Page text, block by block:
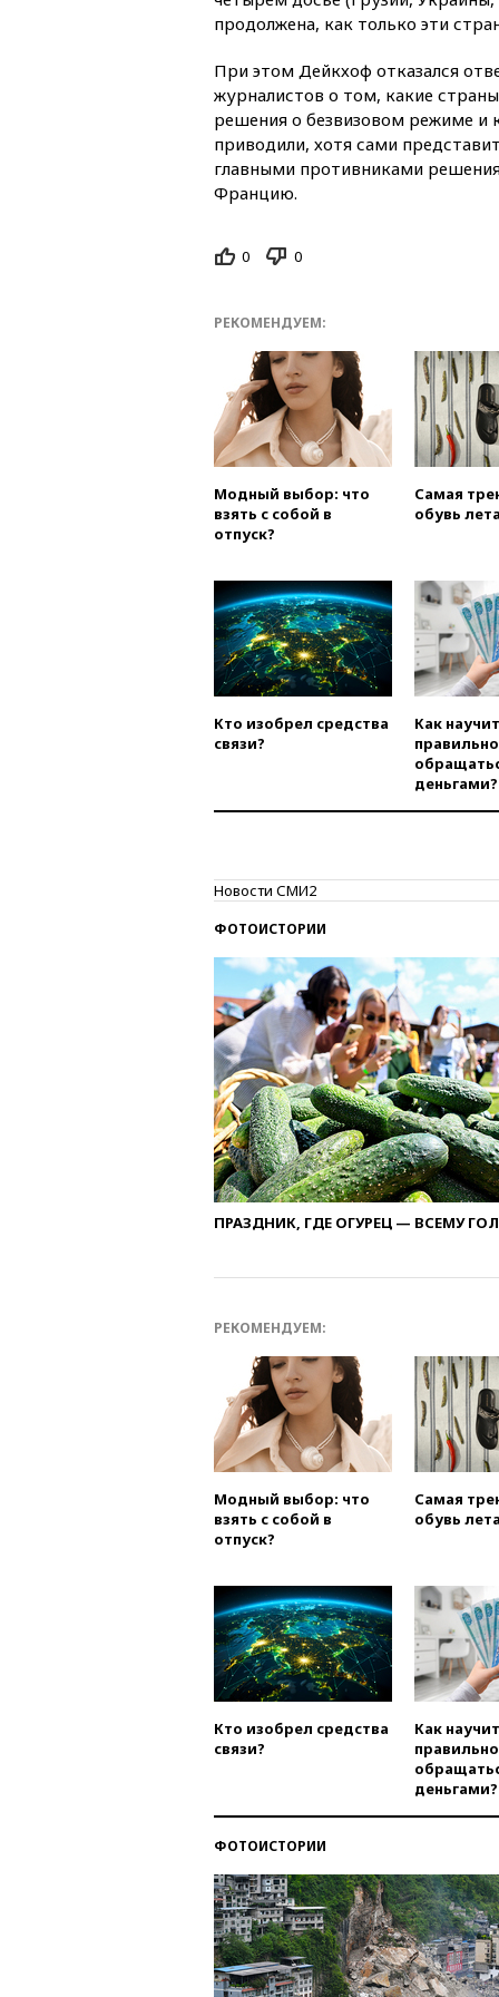
продолжена, как только эти
При этом Дейкхоф отказался
журналистов о том, какие
решения о безвизовом режиме и
приводили, хотя сами
главными противниками
Францию.
0 0
РЕКОМЕНДУЕМ:
Модный выбор: что
взять с собой в
отпуск?
Самая
обувь
Кто изобрел средства
связи?
Как
правильно
деньгами?
Новости СМИ2
ФОТОИСТОРИИ
ПРАЗДНИК, ГДЕ ОГУРЕЦ — ВСЕМУ
РЕКОМЕНДУЕМ:
Модный выбор: что
взять с собой в
отпуск?
Самая
обувь
Кто изобрел средства
связи?
Как
правильно
деньгами?
ФОТОИСТОРИИ